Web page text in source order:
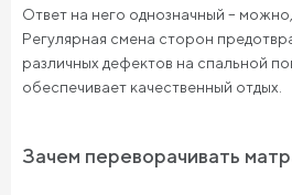
Ответ на него однозначный –
Регулярная смена сторон
различных дефектов на спальной
обеспечивает качественный отдых.
Зачем переворачивать